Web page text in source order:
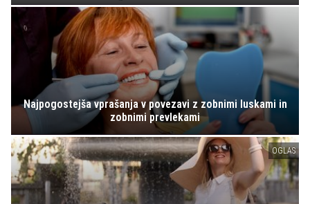
Najpogostejša vprašanja v povezavi z zobnimi luskami in
zobnimi prevlekami
OGLAS